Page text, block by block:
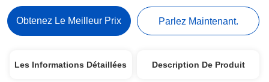
Obtenez Le Meilleur Prix Parlez Maintenant.
Les Informations Détaillées Description De Produit